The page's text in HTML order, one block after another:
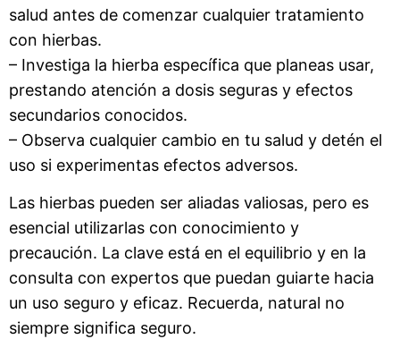
salud antes de comenzar cualquier tratamiento
con hierbas.
– Investiga la hierba específica que planeas usar,
prestando atención a dosis seguras y efectos
secundarios conocidos.
– Observa cualquier cambio en tu salud y detén el
uso si experimentas efectos adversos.
Las hierbas pueden ser aliadas valiosas, pero es
esencial utilizarlas con conocimiento y
precaución. La clave está en el equilibrio y en la
consulta con expertos que puedan guiarte hacia
un uso seguro y eficaz. Recuerda, natural no
siempre significa seguro.